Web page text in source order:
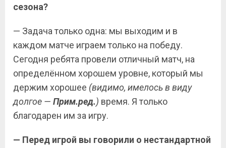
сезона?
— Задача только одна: мы выходим и в
каждом матче играем только на победу.
Сегодня ребята провели отличный матч, на
определённом хорошем уровне, который мы
держим хорошее (видимо, имелось в виду
долгое — Прим.ред.) время. Я только
благодарен им за игру.
— Перед игрой вы говорили о нестандартной